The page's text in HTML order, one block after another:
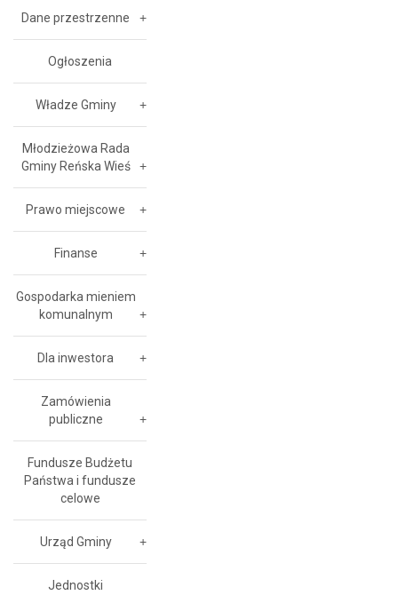
Dane przestrzenne
Ogłoszenia
Władze Gminy
Młodzieżowa Rada
Gminy Reńska Wieś
Prawo miejscowe
Finanse
Gospodarka mieniem
komunalnym
Dla inwestora
Zamówienia
publiczne
Fundusze Budżetu
Państwa i fundusze
celowe
Urząd Gminy
Jednostki